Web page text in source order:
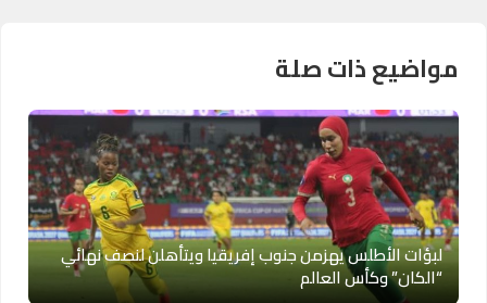
مواضيع ذات صلة
لبؤات الأطلس يهزمن جنوب إفريقيا ويتأهلن لنصف نهائي
“الكان” وكأس العالم